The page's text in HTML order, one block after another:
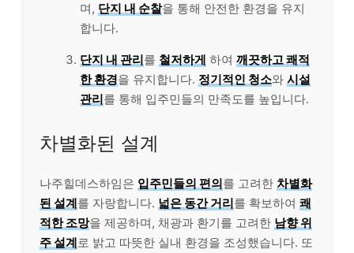
며, 단지 내 순찰을 통해 안전한 환경을 유지
합니다.
단지 내 관리를 철저하게 하여 깨끗하고 쾌적
한 환경을 유지합니다. 정기적인 청소와 시설
관리를 통해 입주민들의 만족도를 높입니다.
차별화된 설계
나주힐데스하임은 입주민들의 편의를 고려한 차별화
된 설계를 자랑합니다. 넓은 동간 거리를 확보하여 쾌
적한 조망을 제공하며, 채광과 환기를 고려한 남향 위
주 설계로 밝고 따뜻한 실내 환경을 조성했습니다. 또